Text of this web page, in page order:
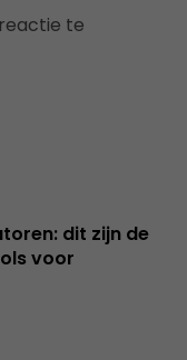
te
dit zijn de
voor